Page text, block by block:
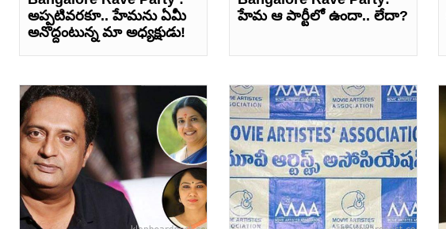
అప్పటివరకూ.. హేమను ఏమీ
అనొద్దంటున్న మా అధ్యక్షుడు!
హేమ ఆ పార్టీలో ఉందా.. లేదా?